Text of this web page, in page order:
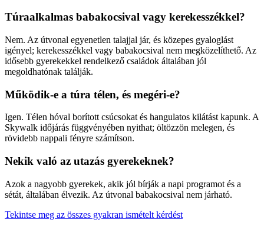
Túraalkalmas babakocsival vagy kerekesszékkel?
Nem. Az útvonal egyenetlen talajjal jár, és közepes gyaloglást
igényel; kerekesszékkel vagy babakocsival nem megközelíthető. Az
idősebb gyerekekkel rendelkező családok általában jól
megoldhatónak találják.
Működik-e a túra télen, és megéri-e?
Igen. Télen hóval borított csúcsokat és hangulatos kilátást kapunk. A
Skywalk időjárás függvényében nyithat; öltözzön melegen, és
rövidebb nappali fényre számítson.
Nekik való az utazás gyerekeknek?
Azok a nagyobb gyerekek, akik jól bírják a napi programot és a
sétát, általában élvezik. Az útvonal babakocsival nem járható.
Tekintse meg az összes gyakran ismételt kérdést